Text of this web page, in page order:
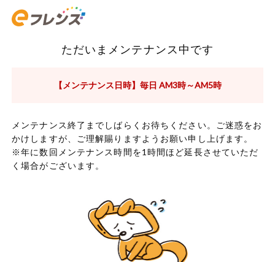
ただいまメンテナンス中です
【メンテナンス日時】毎日 AM3時～AM5時
メンテナンス終了までしばらくお待ちください。ご迷惑をお
かけしますが、ご理解賜りますようお願い申し上げます。
※年に数回メンテナンス時間を1時間ほど延長させていただ
く場合がございます。